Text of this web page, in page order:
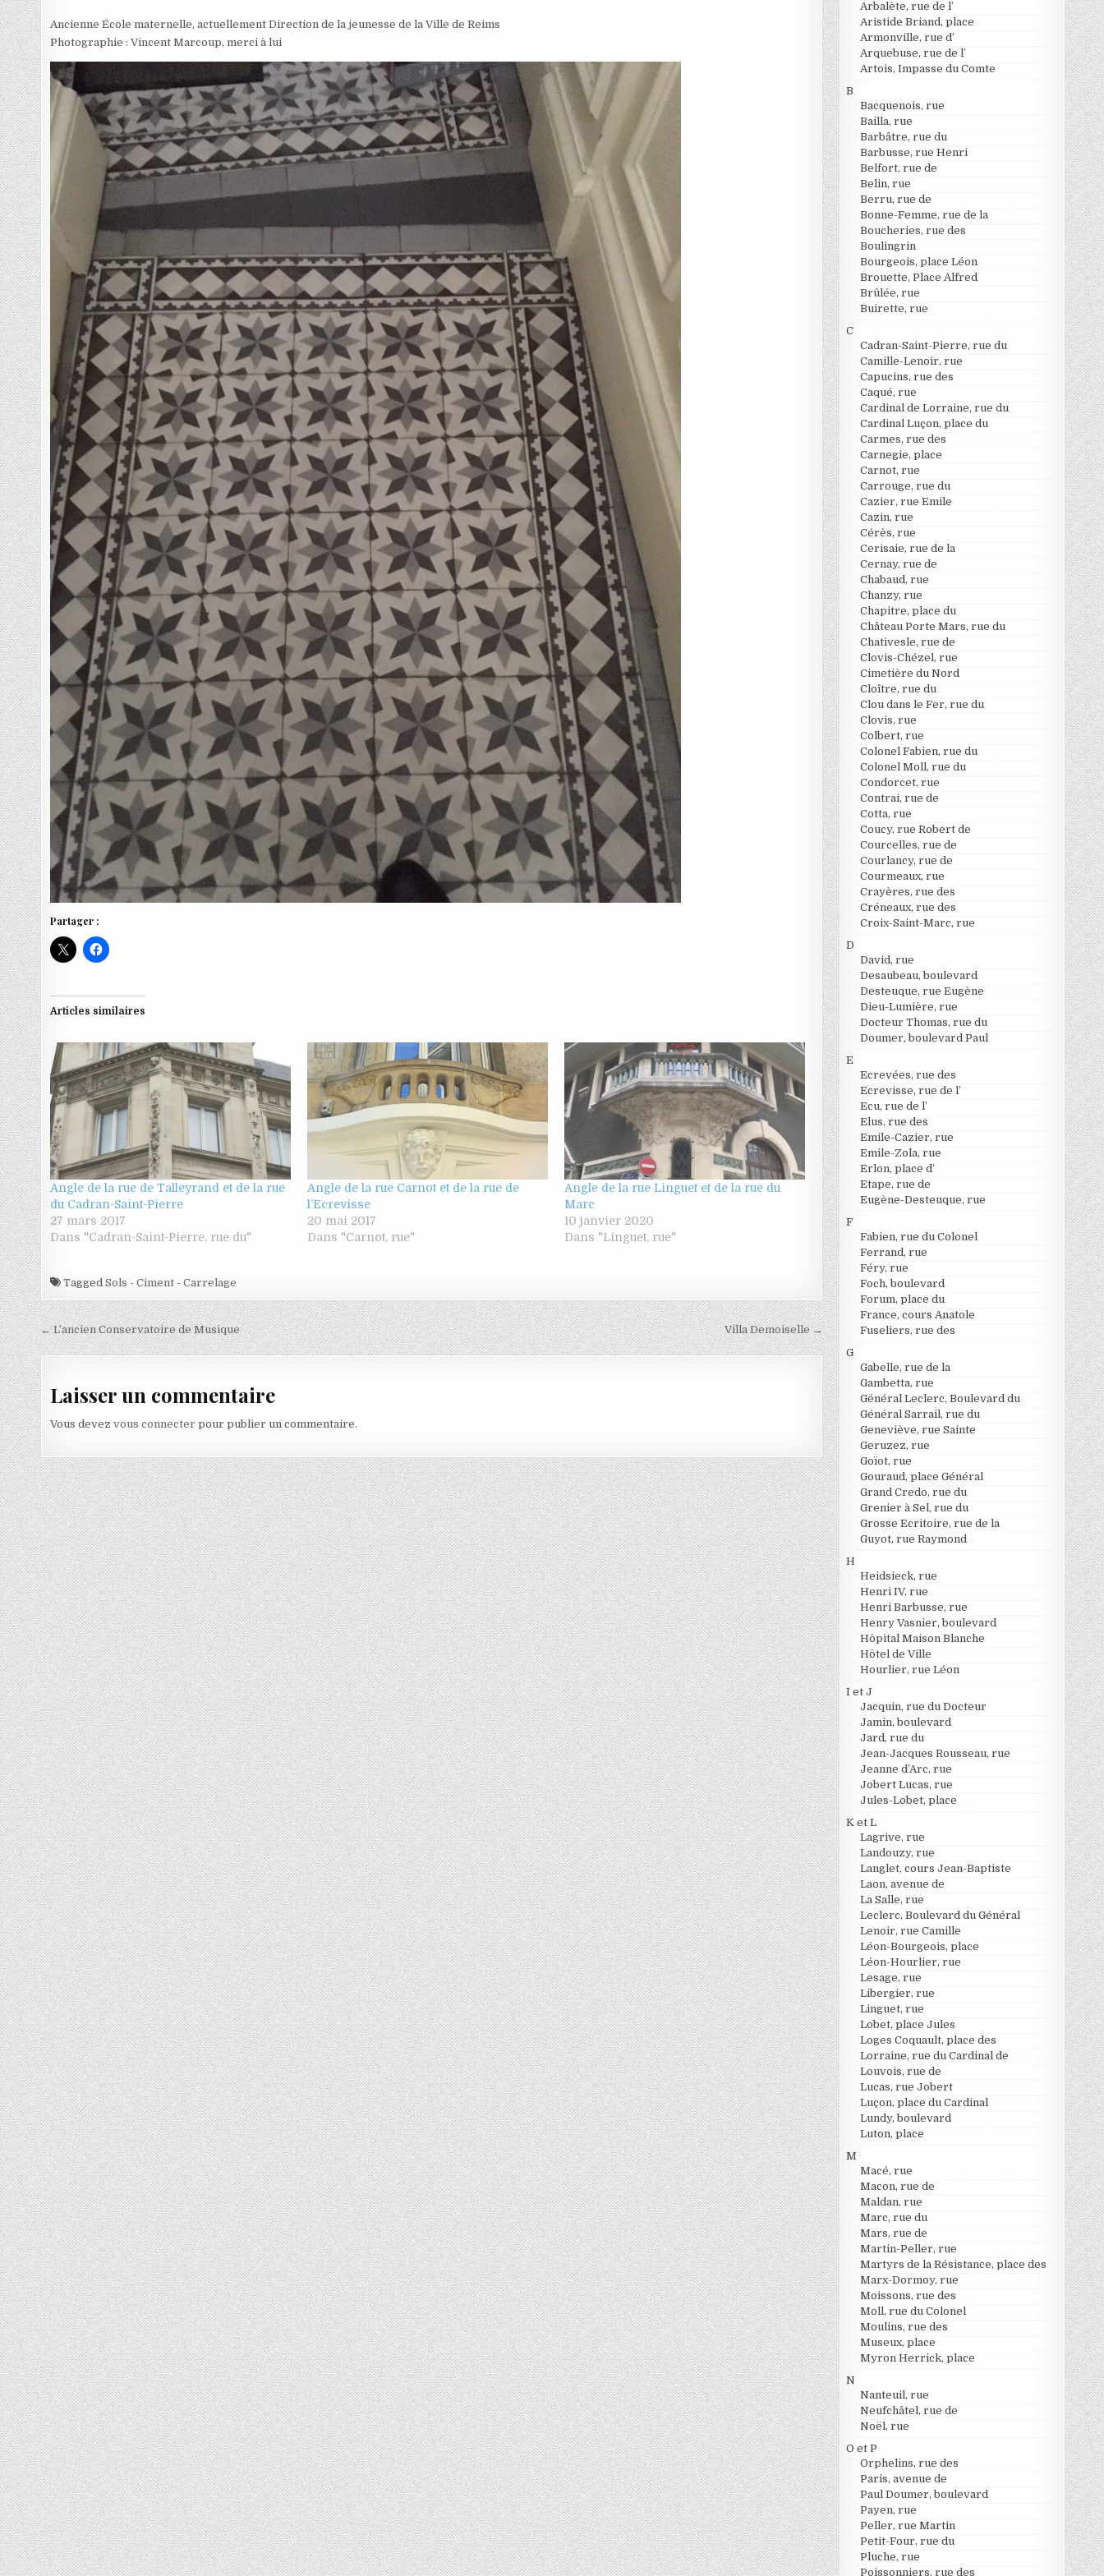
Ancienne École maternelle, actuellement Direction de la jeunesse de la Ville de Reims
Photographie : Vincent Marcoup, merci à lui
Partager :
Articles similaires
Angle de la rue de Talleyrand et de la rue
du Cadran-Saint-Pierre
27 mars 2017
Dans "Cadran-Saint-Pierre, rue du"
Angle de la rue Carnot et de la rue de
l’Ecrevisse
20 mai 2017
Dans "Carnot, rue"
Angle de la rue Linguet et de la rue du
Marc
10 janvier 2020
Dans "Linguet, rue"
TaggedSols - Ciment - Carrelage
Navigation de l’article Villa Demoiselle →
← L’ancien Conservatoire de Musique
Laisser un commentaire
Vous devezvous connecter pour publier un commentaire.
Arbalète, rue de l’
Aristide Briand, place
Armonville, rue d’
Arquebuse, rue de l’
Artois, Impasse du Comte
B
Bacquenois, rue
Bailla, rue
Barbâtre, rue du
Barbusse, rue Henri
Belfort, rue de
Belin, rue
Berru, rue de
Bonne-Femme, rue de la
Boucheries, rue des
Boulingrin
Bourgeois, place Léon
Brouette, Place Alfred
Brûlée, rue
Buirette, rue
C
Cadran-Saint-Pierre, rue du
Camille-Lenoir, rue
Capucins, rue des
Caqué, rue
Cardinal de Lorraine, rue du
Cardinal Luçon, place du
Carmes, rue des
Carnegie, place
Carnot, rue
Carrouge, rue du
Cazier, rue Emile
Cazin, rue
Cérès, rue
Cerisaie, rue de la
Cernay, rue de
Chabaud, rue
Chanzy, rue
Chapitre, place du
Château Porte Mars, rue du
Chativesle, rue de
Clovis-Chézel, rue
Cimetière du Nord
Cloître, rue du
Clou dans le Fer, rue du
Clovis, rue
Colbert, rue
Colonel Fabien, rue du
Colonel Moll, rue du
Condorcet, rue
Contrai, rue de
Cotta, rue
Coucy, rue Robert de
Courcelles, rue de
Courlancy, rue de
Courmeaux, rue
Crayères, rue des
Créneaux, rue des
Croix-Saint-Marc, rue
D
David, rue
Desaubeau, boulevard
Desteuque, rue Eugène
Dieu-Lumière, rue
Docteur Thomas, rue du
Doumer, boulevard Paul
E
Ecrevées, rue des
Ecrevisse, rue de l’
Ecu, rue de l’
Elus, rue des
Emile-Cazier, rue
Emile-Zola, rue
Erlon, place d’
Etape, rue de
Eugène-Desteuque, rue
F
Fabien, rue du Colonel
Ferrand, rue
Féry, rue
Foch, boulevard
Forum, place du
France, cours Anatole
Fuseliers, rue des
G
Gabelle, rue de la
Gambetta, rue
Général Leclerc, Boulevard du
Général Sarrail, rue du
Geneviève, rue Sainte
Geruzez, rue
Goïot, rue
Gouraud, place Général
Grand Credo, rue du
Grenier à Sel, rue du
Grosse Ecritoire, rue de la
Guyot, rue Raymond
H
Heidsieck, rue
Henri IV, rue
Henri Barbusse, rue
Henry Vasnier, boulevard
Hôpital Maison Blanche
Hôtel de Ville
Hourlier, rue Léon
I et J
Jacquin, rue du Docteur
Jamin, boulevard
Jard, rue du
Jean-Jacques Rousseau, rue
Jeanne d’Arc, rue
Jobert Lucas, rue
Jules-Lobet, place
K et L
Lagrive, rue
Landouzy, rue
Langlet, cours Jean-Baptiste
Laon, avenue de
La Salle, rue
Leclerc, Boulevard du Général
Lenoir, rue Camille
Léon-Bourgeois, place
Léon-Hourlier, rue
Lesage, rue
Libergier, rue
Linguet, rue
Lobet, place Jules
Loges Coquault, place des
Lorraine, rue du Cardinal de
Louvois, rue de
Lucas, rue Jobert
Luçon, place du Cardinal
Lundy, boulevard
Luton, place
M
Macé, rue
Macon, rue de
Maldan, rue
Marc, rue du
Mars, rue de
Martin-Peller, rue
Martyrs de la Résistance, place des
Marx-Dormoy, rue
Moissons, rue des
Moll, rue du Colonel
Moulins, rue des
Museux, place
Myron Herrick, place
N
Nanteuil, rue
Neufchâtel, rue de
Noël, rue
O et P
Orphelins, rue des
Paris, avenue de
Paul Doumer, boulevard
Payen, rue
Peller, rue Martin
Petit-Four, rue du
Pluche, rue
Poissonniers, rue des